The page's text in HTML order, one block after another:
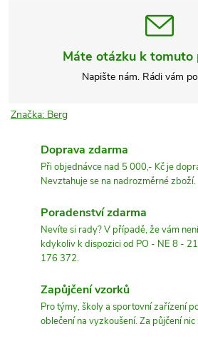
Máte otázku k tomuto
Napište nám. Rádi vám
Značka: Berg
Doprava zdarma
Při objednávce nad 5 000,- Kč je
Nevztahuje se na nadrozměrné zboží.
Poradenství zdarma
Nevíte si rady? V případě, že vám
kdykoliv k dispozici od PO - NE 8 -
176 372.
Zapůjčení vzorků
Pro týmy, školy a sportovní zařízení
oblečení na vyzkoušení. Za půjčení